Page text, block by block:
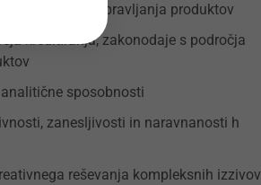
razvoja in upravljanja produktov
kreditiranja, zakonodaje s področja
sposobnosti
zanesljivosti in naravnanosti h
reševanja kompleksnih izzivov